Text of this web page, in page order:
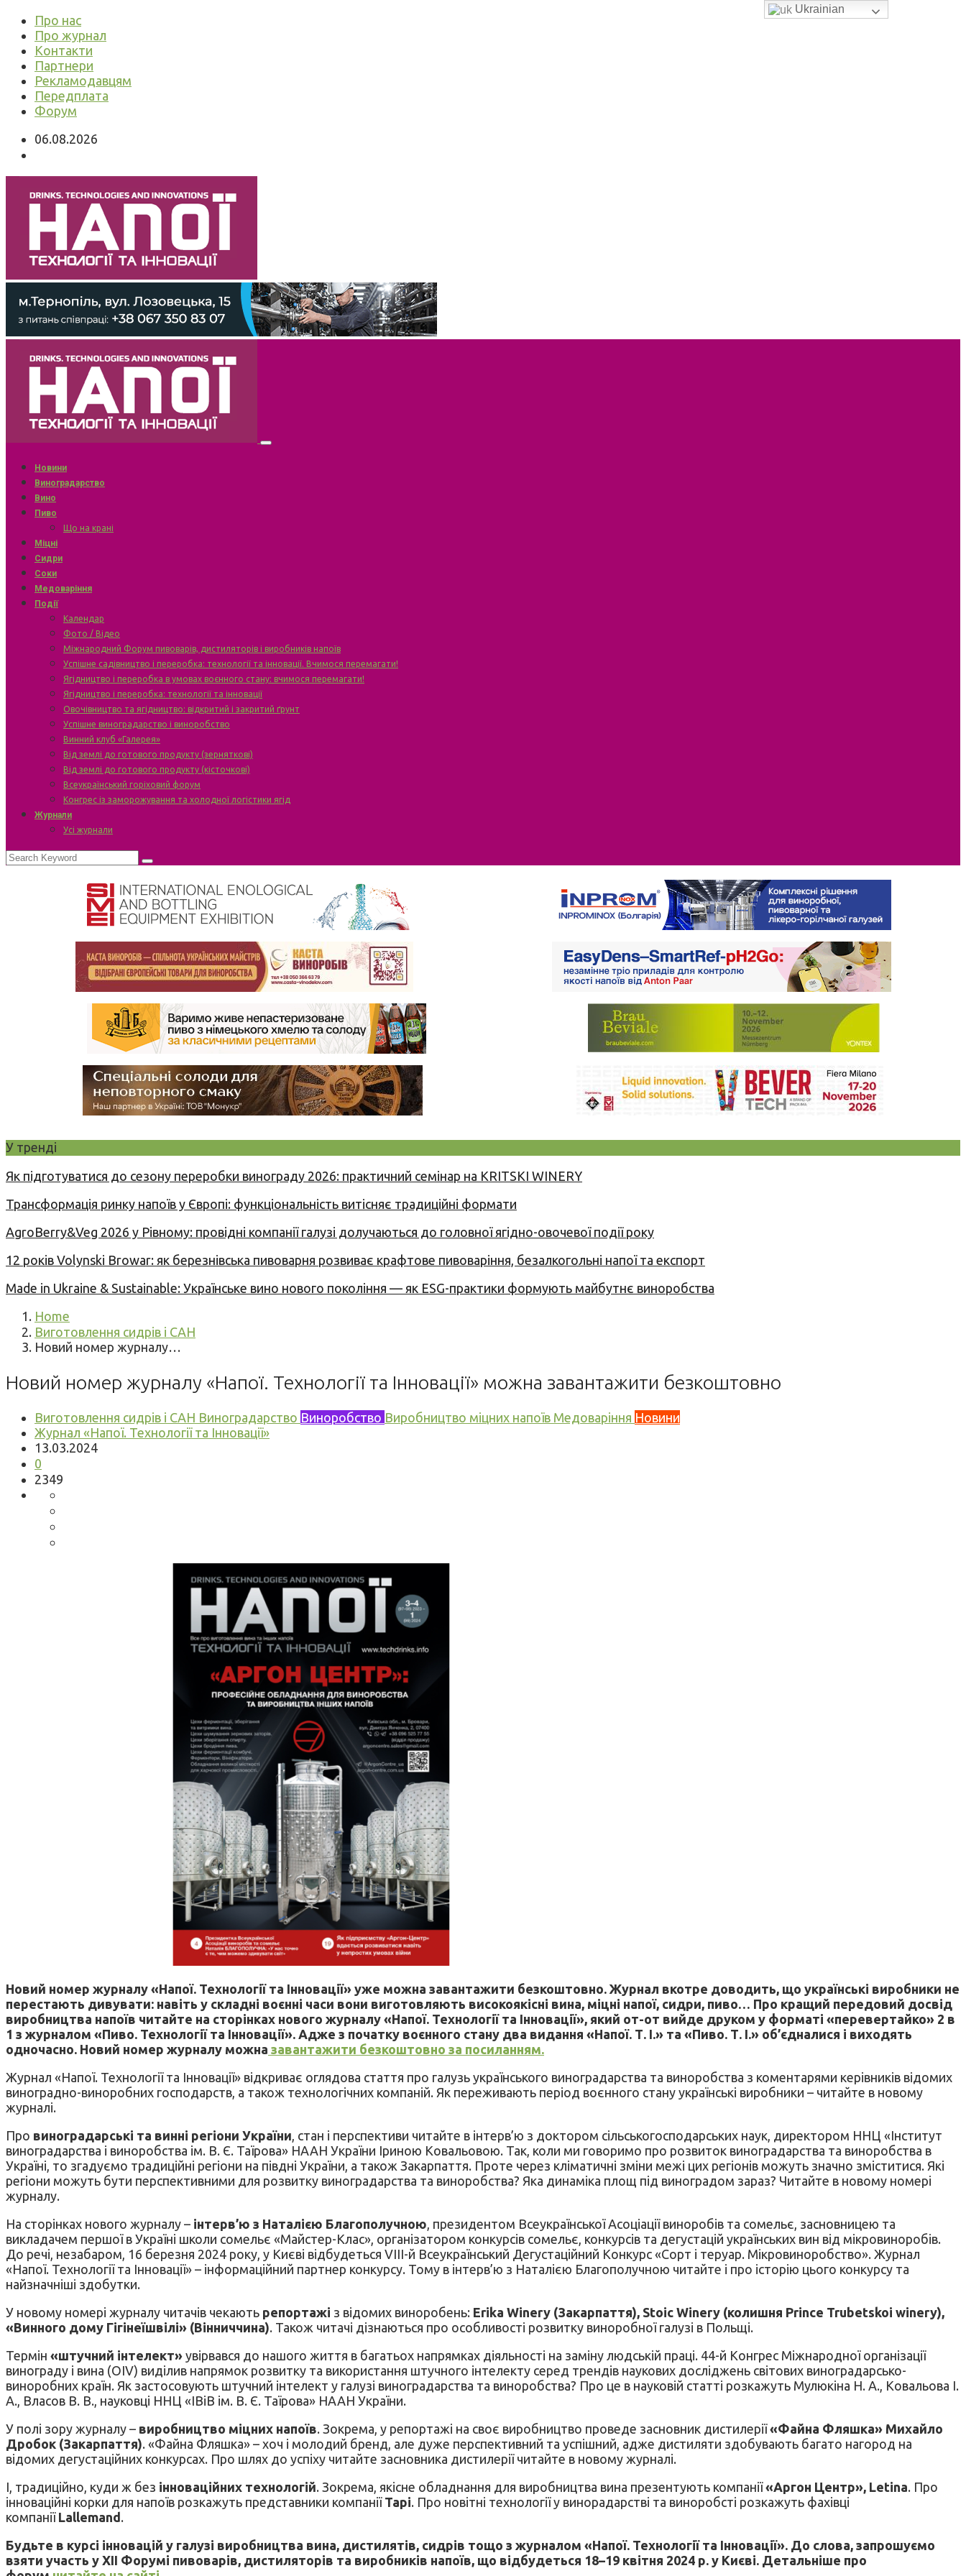
Про нас
Про журнал
Контакти
Партнери
Рекламодавцям
Передплата
Форум
06.08.2026
Новини
Виноградарство
Вино
Пиво
Що на крані
Міцні
Сидри
Соки
Медоваріння
Події
Календар
Фото / Відео
Міжнародний Форум пивоварів, дистиляторів і виробників напоїв
Успішне садівництво і переробка: технології та інновації. Вчимося перемагати!
Ягідництво і переробка в умовах воєнного стану: вчимося перемагати!
Ягідництво і переробка: технології та інновації
Овочівництво та ягідництво: відкритий і закритий ґрунт
Успішне виноградарство і виноробство
Винний клуб «Галерея»
Від землі до готового продукту (зерняткові)
Від землі до готового продукту (кісточкові)
Всеукраїнський горіховий форум
Конгрес із заморожування та холодної логістики ягід
Журнали
Усі журнали
У тренді
Як підготуватися до сезону переробки винограду 2026: практичний семінар на KRITSKI WINERY
Трансформація ринку напоїв у Європі: функціональність витісняє традиційні формати
AgroBerry&Veg 2026 у Рівному: провідні компанії галузі долучаються до головної ягідно-овочевої події року
12 років Volynski Browar: як березнівська пивоварня розвиває крафтове пивоваріння, безалкогольні напої та експорт
Made in Ukraine & Sustainable: Українське вино нового покоління — як ESG-практики формують майбутнє виноробства
Home
Виготовлення сидрів і САН
Новий номер журналу…
Новий номер журналу «Напої. Технології та Інновації» можна завантажити безкоштовно
Виготовлення сидрів і САН Виноградарство Виноробство Виробництво міцних напоїв Медоваріння Новини
Журнал «Напої. Технології та Інновації»
13.03.2024
0
2349
Новий номер журналу «Напої. Технології та Інновації» уже можна завантажити безкоштовно. Журнал вкотре доводить, що українські виробники не
перестають дивувати: навіть у складні воєнні часи вони виготовляють високоякісні вина, міцні напої, сидри, пиво… Про кращий передовий досвід
виробництва напоїв читайте на сторінках нового журналу «Напої. Технології та Інновації», який от-от вийде друком у форматі «перевертайко» 2 в
1 з журналом «Пиво. Технології та Інновації». Адже з початку воєнного стану два видання «Напої. Т. І.» та «Пиво. Т. І.» об’єдналися і виходять
одночасно. Новий номер журналу можна завантажити безкоштовно за посиланням.
Журнал «Напої. Технології та Інновації» відкриває оглядова стаття про галузь українського виноградарства та виноробства з коментарями керівників відомих
виноградно-виноробних господарств, а також технологічних компаній. Як переживають період воєнного стану українські виробники – читайте в новому
журналі.
Про виноградарські та винні регіони України , стан і перспективи читайте в інтерв’ю з доктором сільськогосподарських наук, директором ННЦ «Інститут
виноградарства і виноробства ім. В. Є. Таїрова» НААН України Іриною Ковальовою. Так, коли ми говоримо про розвиток виноградарства та виноробства в
Україні, то згадуємо традиційні регіони на півдні України, а також Закарпаття. Проте через кліматичні зміни межі цих регіонів можуть значно зміститися. Які
регіони можуть бути перспективними для розвитку виноградарства та виноробства? Яка динаміка площ під виноградом зараз? Читайте в новому номері
журналу.
На сторінках нового журналу – інтерв’ю з Наталією Благополучною , президентом Всеукраїнської Асоціації виноробів та сомельє, засновницею та
викладачем першої в Україні школи сомельє «Майстер-Клас», організатором конкурсів сомельє, конкурсів та дегустацій українських вин від мікровиноробів.
До речі, незабаром, 16 березня 2024 року, у Києві відбудеться VIІІ-й Всеукраїнський Дегустаційний Конкурс «Сорт і теруар. Мікровиноробство». Журнал
«Напої. Технології та Інновації» – інформаційний партнер конкурсу. Тому в інтерв’ю з Наталією Благополучною читайте і про історію цього конкурсу та
найзначніші здобутки.
У новому номері журналу читачів чекають репортажі з відомих виноробень: Erika Winery (Закарпаття), Stoic Winery (колишня Prince Trubetskoi winery),
«Винного дому Гігінеїшвілі» (Вінниччина). Також читачі дізнаються про особливості розвитку виноробної галузі в Польщі.
Термін «штучний інтелект» увірвався до нашого життя в багатьох напрямках діяльності на заміну людській праці. 44-й Конгрес Міжнародної організації
винограду і вина (OIV) виділив напрямок розвитку та використання штучного інтелекту серед трендів наукових досліджень світових виноградарсько-
виноробних країн. Як застосовують штучний інтелект у галузі виноградарства та виноробства? Про це в науковій статті розкажуть Мулюкіна Н. А., Ковальова І.
А., Власов В. В., науковці ННЦ «ІВіВ ім. В. Є. Таїрова» НААН України.
У полі зору журналу – виробництво міцних напоїв. Зокрема, у репортажі на своє виробництво проведе засновник дистилерії«Файна Фляшка» Михайло
Дробок (Закарпаття). «Файна Фляшка» – хоч і молодий бренд, але дуже перспективний та успішний, адже дистиляти здобувають багато нагород на
відомих дегустаційних конкурсах. Про шлях до успіху читайте засновника дистилерії читайте в новому журналі.
І, традиційно, куди ж без інноваційних технологій. Зокрема, якісне обладнання для виробництва вина презентують компанії«Аргон Центр», Letina. Про
інноваційні корки для напоїв розкажуть представники компанії Tapi. Про новітні технології у винорадарстві та виноробсті розкажуть фахівці
компанії Lallеmand.
Будьте в курсі інновацій у галузі виробництва вина, дистилятів, сидрів тощо з журналом «Напої. Технології та Інновації». До слова, запрошуємо
взяти участь у XII Форумі пивоварів, дистиляторів та виробників напоїв, що відбудеться 18–19 квітня 2024 р. у Києві. Детальніше про
Ukrainian